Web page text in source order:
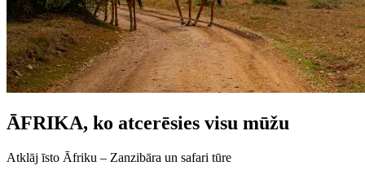
ĀFRIKA, ko atcerēsies visu mūžu
Atklāj īsto Āfriku – Zanzibāra un safari tūre